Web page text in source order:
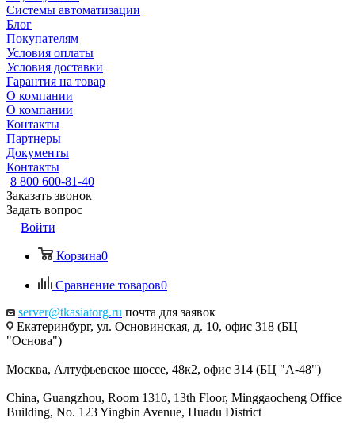
Системы автоматизации
Блог
Покупателям
Условия оплаты
Условия доставки
Гарантия на товар
О компании
О компании
Контакты
Партнеры
Документы
Контакты
8 800 600-81-40
Заказать звонок
Задать вопрос
Войти
Корзина0
Сравнение товаров0
server@tkasiatorg.ru почта для заявок
Екатеринбург, ул. Основинская, д. 10, офис 318 (БЦ
"Основа")
Москва, Алтуфьевское шоссе, 48к2, офис 314 (БЦ "А-48")
China, Guangzhou, Room 1310, 13th Floor, Minggaocheng Office
Building, No. 123 Yingbin Avenue, Huadu District